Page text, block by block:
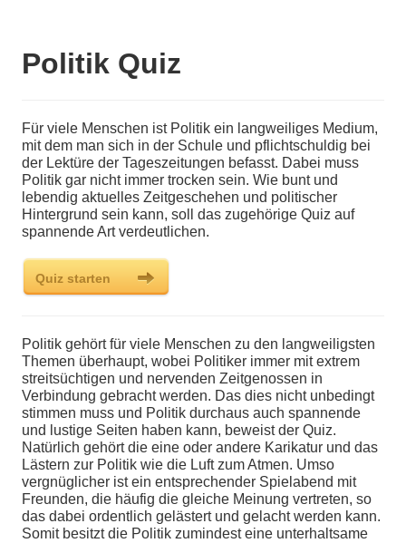
Politik Quiz
Für viele Menschen ist Politik ein langweiliges Medium,
mit dem man sich in der Schule und pflichtschuldig bei
der Lektüre der Tageszeitungen befasst. Dabei muss
Politik gar nicht immer trocken sein. Wie bunt und
lebendig aktuelles Zeitgeschehen und politischer
Hintergrund sein kann, soll das zugehörige Quiz auf
spannende Art verdeutlichen.
Politik gehört für viele Menschen zu den langweiligsten
Themen überhaupt, wobei Politiker immer mit extrem
streitsüchtigen und nervenden Zeitgenossen in
Verbindung gebracht werden. Das dies nicht unbedingt
stimmen muss und Politik durchaus auch spannende
und lustige Seiten haben kann, beweist der Quiz.
Natürlich gehört die eine oder andere Karikatur und das
Lästern zur Politik wie die Luft zum Atmen. Umso
vergnüglicher ist ein entsprechender Spielabend mit
Freunden, die häufig die gleiche Meinung vertreten, so
das dabei ordentlich gelästert und gelacht werden kann.
Somit besitzt die Politik zumindest eine unterhaltsame